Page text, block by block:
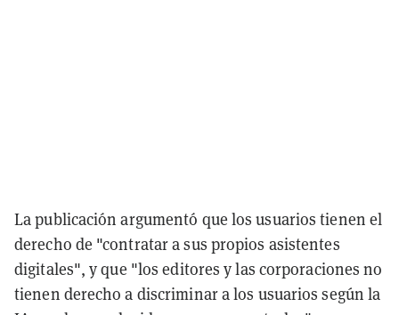
La publicación argumentó que los usuarios tienen el
derecho de "contratar a sus propios asistentes
digitales", y que "los editores y las corporaciones no
tienen derecho a discriminar a los usuarios según la